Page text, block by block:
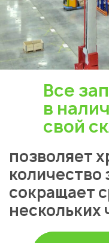
Все
в
свой
позволяет
количество
сокращает
нескольких